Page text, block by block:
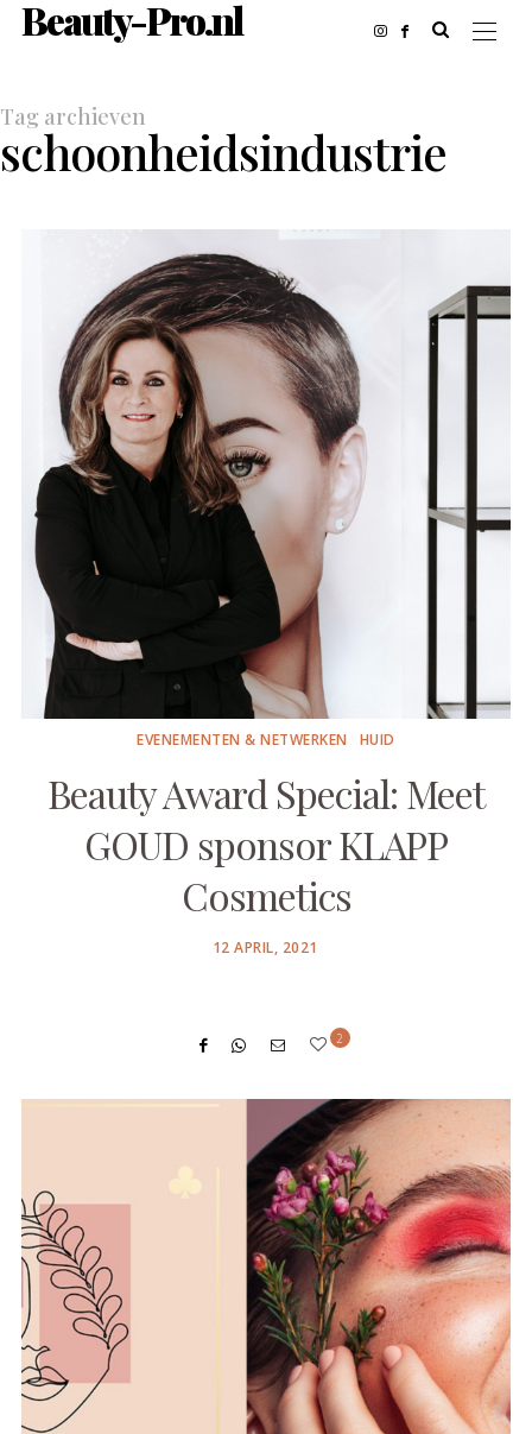
Beauty-Pro.nl
Tag archieven
schoonheidsindustrie
EVENEMENTEN & NETWERKEN HUID
Beauty Award Special: Meet
GOUD sponsor KLAPP
Cosmetics
POSTED
12 APRIL, 2021
2